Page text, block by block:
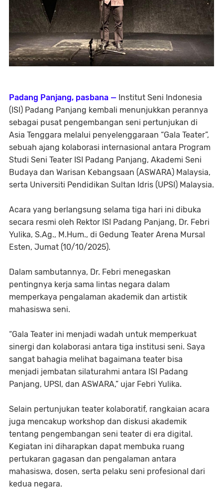
Padang Panjang, pasbana — Institut Seni Indonesia
(ISI) Padang Panjang kembali menunjukkan perannya
sebagai pusat pengembangan seni pertunjukan di
Asia Tenggara melalui penyelenggaraan “Gala Teater”,
sebuah ajang kolaborasi internasional antara Program
Studi Seni Teater ISI Padang Panjang, Akademi Seni
Budaya dan Warisan Kebangsaan (ASWARA) Malaysia,
serta Universiti Pendidikan Sultan Idris (UPSI) Malaysia.
Acara yang berlangsung selama tiga hari ini dibuka
secara resmi oleh Rektor ISI Padang Panjang, Dr. Febri
Yulika, S.Ag., M.Hum., di Gedung Teater Arena Mursal
Esten, Jumat (10/10/2025).
Dalam sambutannya, Dr. Febri menegaskan
pentingnya kerja sama lintas negara dalam
memperkaya pengalaman akademik dan artistik
mahasiswa seni.
“Gala Teater ini menjadi wadah untuk memperkuat
sinergi dan kolaborasi antara tiga institusi seni. Saya
sangat bahagia melihat bagaimana teater bisa
menjadi jembatan silaturahmi antara ISI Padang
Panjang, UPSI, dan ASWARA,” ujar Febri Yulika.
Selain pertunjukan teater kolaboratif, rangkaian acara
juga mencakup workshop dan diskusi akademik
tentang pengembangan seni teater di era digital.
Kegiatan ini diharapkan dapat membuka ruang
pertukaran gagasan dan pengalaman antara
mahasiswa, dosen, serta pelaku seni profesional dari
kedua negara.